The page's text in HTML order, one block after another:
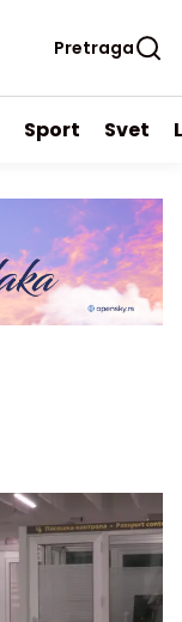
Pretraga
Sport Svet